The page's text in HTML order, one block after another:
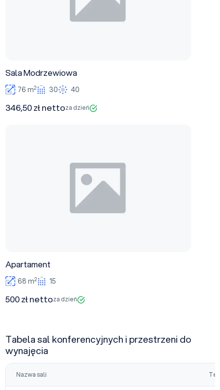
Sala Modrzewiowa
76 m2 30 40
346,50 zł nettoza dzień
Apartament
68 m2 15
500 zł nettoza dzień
Tabela sal konferencyjnych i przestrzeni do
wynajęcia
Nazwa sali